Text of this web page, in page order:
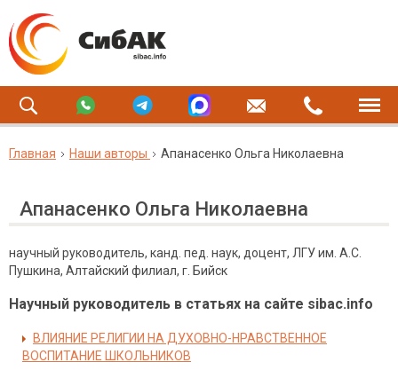
Главная Наши авторы Апанасенко Ольга Николаевна
Апанасенко Ольга Николаевна
научный руководитель, канд. пед. наук, доцент, ЛГУ им. А.С.
Пушкина, Алтайский филиал, г. Бийск
Научный руководитель в статьях на сайте sibac.info
ВЛИЯНИЕ РЕЛИГИИ НА ДУХОВНО-НРАВСТВЕННОЕ
ВОСПИТАНИЕ ШКОЛЬНИКОВ